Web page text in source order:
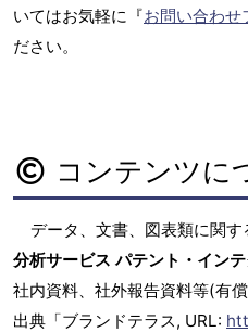
いてはお気軽に『お問い合わせ
ださい。
コンテンツに
データ、文書、図表類に関
分析サービス パテント・イン
社内資料、社外報告資料等(有
出典「ブランドテラス, URL: